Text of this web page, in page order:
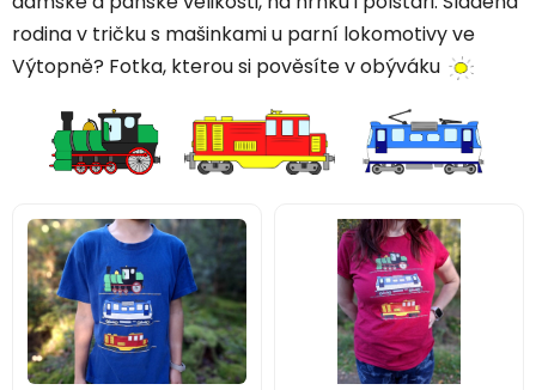
rodina v tričku s mašinkami u parní lokomotivy ve
Výtopně? Fotka, kterou si pověsíte v obýváku